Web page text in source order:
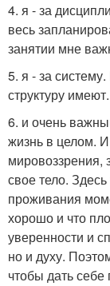
4. я - за
весь
занятии мне
5. я - за
структуру имеют.
6. и очень
жизнь в целом.
мировоззрения,
свое тело.
проживания
хорошо и что
уверенности и
но и духу.
чтобы дать